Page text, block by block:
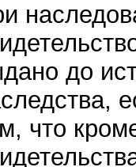
до
что